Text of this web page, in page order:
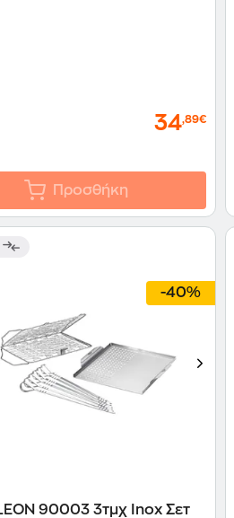
34,89€
Προσθήκη
-40%
90003 3τμχ Inox Σετ